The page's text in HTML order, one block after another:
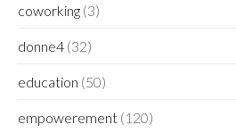
coworking (3)
donne4 (32)
education (50)
empowerement (120)